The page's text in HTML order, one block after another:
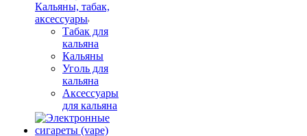
Кальяны, табак,
аксессуары
Табак для
кальяна
Кальяны
Уголь для
кальяна
Аксессуары
для кальяна